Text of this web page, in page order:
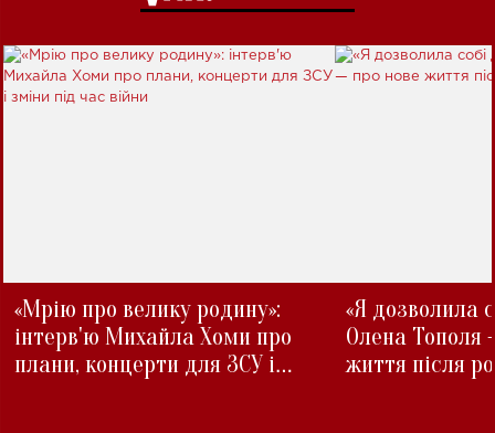
«Мрію про велику родину»:
інтерв'ю Михайла Хоми про
плани, концерти для ЗСУ і
«Я дозволила
Олена Тополя
життя після